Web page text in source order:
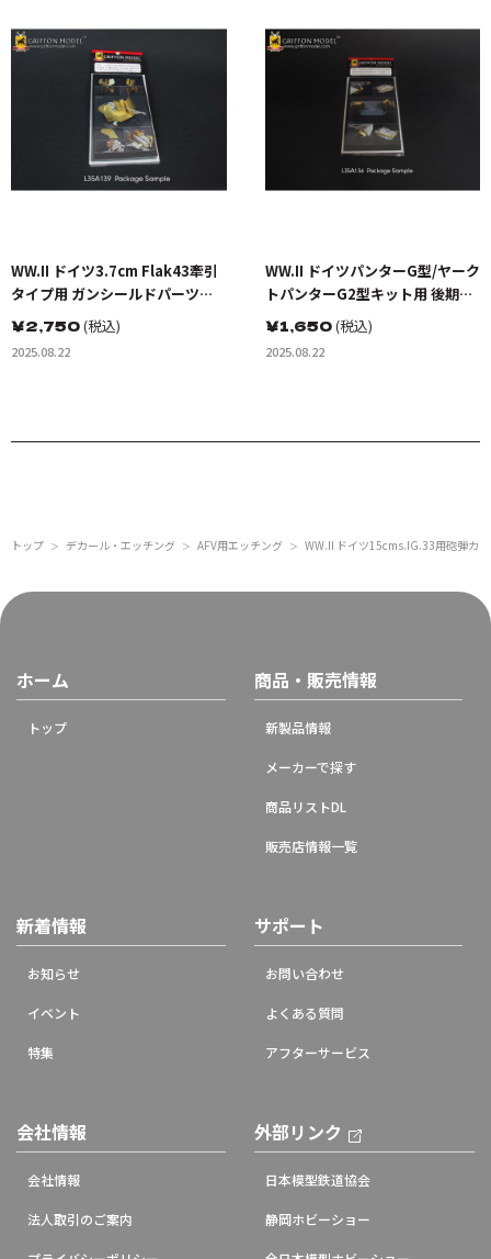
WW.II ドイツ3.7cm Flak43牽引
タイプ用 ガンシールドパーツセ
ット(ドラゴン用)
￥2,750(税込)
2025.08.22
WW.II ドイツパンターG型/ヤーク
トパンターG2型キット用 後期型
リヤ収納ケースセット(ドラゴン
用)
￥1,650(税込)
2025.08.22
トップ ＞ デカール・エッチング ＞ AFV用エッチング ＞ WW.II ドイツ15cms.IG.33用砲弾カ
ホーム
トップ
商品・販売情報
新製品情報
メーカーで探す
商品リストDL
販売店情報一覧
新着情報
お知らせ
イベント
特集
サポート
お問い合わせ
よくある質問
アフターサービス
会社情報
会社情報
法人取引のご案内
外部リンク
日本模型鉄道協会
静岡ホビーショー